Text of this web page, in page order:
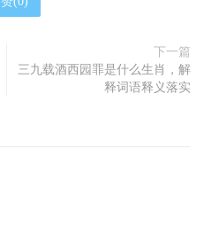
下一篇
三九载酒西园罪是什么生肖，解
释词语释义落实